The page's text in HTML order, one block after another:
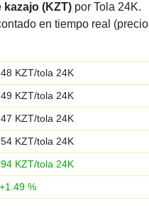
(KZT) por Tola 24K.
en tiempo real (precio
KZT/tola 24K
KZT/tola 24K
KZT/tola 24K
KZT/tola 24K
KZT/tola 24K
+1.49%